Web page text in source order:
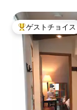
大好評のゲスト
ゲストチョイス